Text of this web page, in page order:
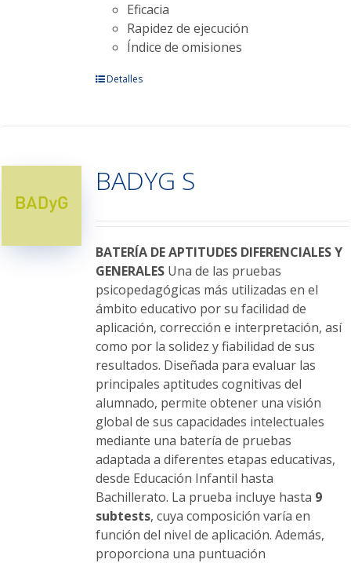
Eficacia
Rapidez de ejecución
Índice de omisiones
Este
Las
opciones
elegir
en
la
página
de
producto
Detalles
BADYG S
BATERÍA DE APTITUDES DIFERENCIALES Y
GENERALESUna de las pruebas
psicopedagógicas más utilizadas en el
ámbito educativo por su facilidad de
aplicación, corrección e interpretación, así
como por la solidez y fiabilidad de sus
resultados. Diseñada para evaluar las
principales aptitudes cognitivas del
alumnado, permite obtener una visión
global de sus capacidades intelectuales
mediante una batería de pruebas
adaptada a diferentes etapas educativas,
desde Educación Infantil hasta
Bachillerato. La prueba incluye hasta 9
subtests, cuya composición varía en
función del nivel de aplicación. Además,
proporciona una puntuación